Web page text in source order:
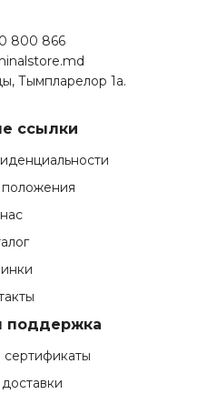
800 866
Тымпларелор 1а.
ссылки
поддержка